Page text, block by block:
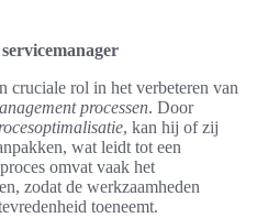
cruciale rol in het verbeteren van
processen. Door
, kan hij of zij
wat leidt tot een
omvat vaak het
zodat de werkzaamheden
toeneemt.